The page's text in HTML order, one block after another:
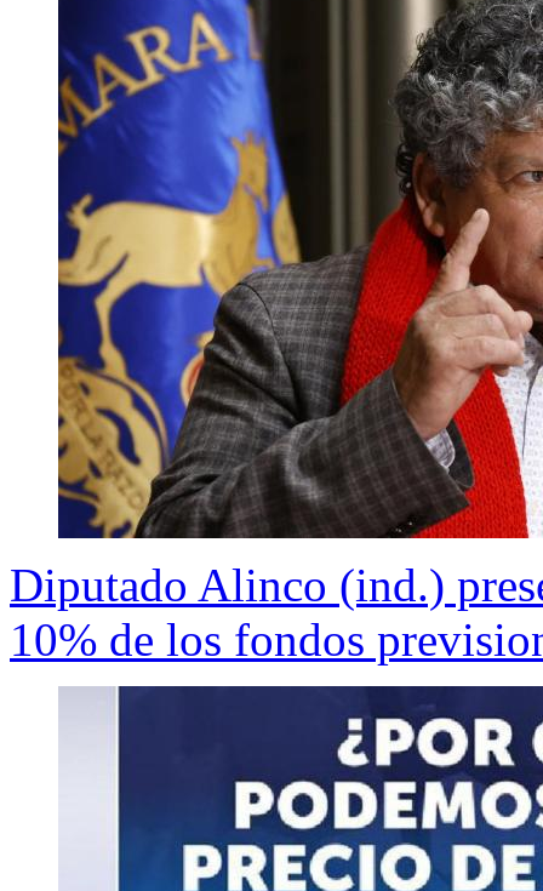
Diputado Alinco (ind.)
10% de los fondos